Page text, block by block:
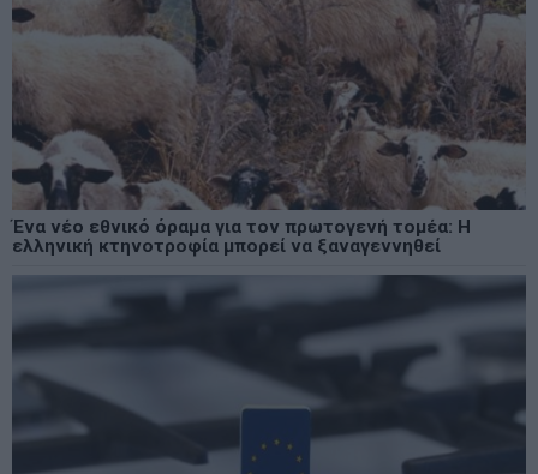
Ένα νέο εθνικό όραμα για τον πρωτογενή τομέα: Η
ελληνική κτηνοτροφία μπορεί να ξαναγεννηθεί